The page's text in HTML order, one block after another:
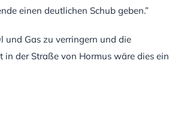
einen deutlichen Schub geben.”
und Gas zu verringern und die
der Straße von Hormus wäre dies ein